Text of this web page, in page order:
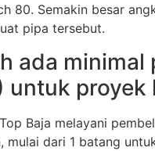
80. Semakin besar
pipa tersebut.
ada minimal
untuk proyek
Baja melayani
mulai dari 1 batang